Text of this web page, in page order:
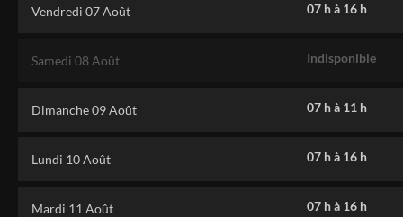
Vendredi 07 Août 07 hà 16 h
Samedi 08 Août Indisponible
Dimanche 09 Août 07 hà 11 h
Lundi 10 Août 07 hà 16 h
Mardi 11 Août 07 hà 16 h